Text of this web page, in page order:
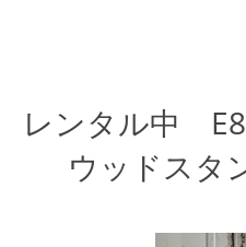
レンタル中
ウッドスタ